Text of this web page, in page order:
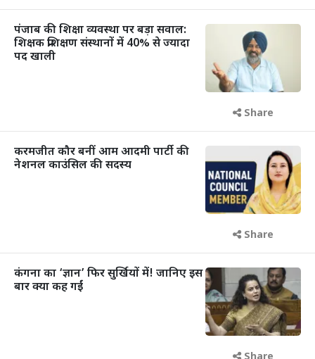
पंजाब की शिक्षा व्यवस्था पर बड़ा सवाल:
शिक्षक प्रशिक्षण संस्थानों में 40% से ज्यादा
पद खाली
Share
करमजीत कौर बनीं आम आदमी पार्टी की
नेशनल काउंसिल की सदस्य
Share
कंगना का ‘ज्ञान’ फिर सुर्खियों में! जानिए इस
बार क्या कह गईं